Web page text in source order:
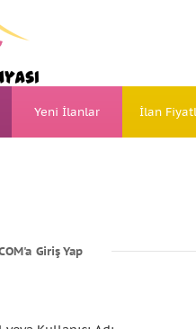
Yeni İlanlar İlan
Giriş Yap